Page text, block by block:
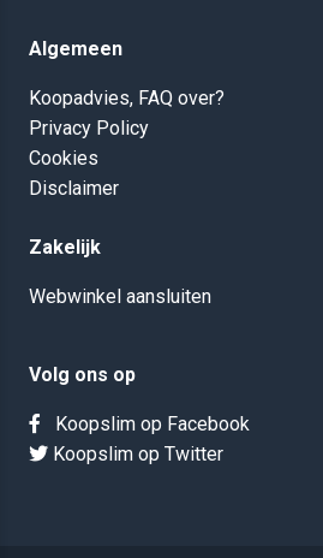
Algemeen
Koopadvies, FAQ over?
Privacy Policy
Cookies
Disclaimer
Zakelijk
Webwinkel aansluiten
Volg ons op
Koopslim op Facebook
Koopslim op Twitter